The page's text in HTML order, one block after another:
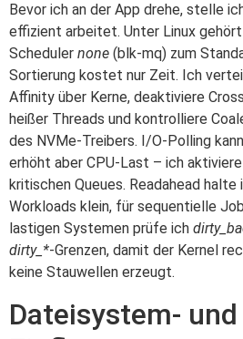
Bevor ich an der App drehe, stelle
effizient arbeitet. Unter Linux
Scheduler none (blk-mq) zum
Sortierung kostet nur Zeit. Ich
Affinity über Kerne, deaktiviere
heißer Threads und kontrolliere
des NVMe-Treibers. I/O-Polling
erhöht aber CPU-Last – ich
kritischen Queues. Readahead halte
Workloads klein, für sequentielle
lastigen Systemen prüfe ich
dirty_*-Grenzen, damit der Kernel
keine Stauwellen erzeugt.
Dateisystem-